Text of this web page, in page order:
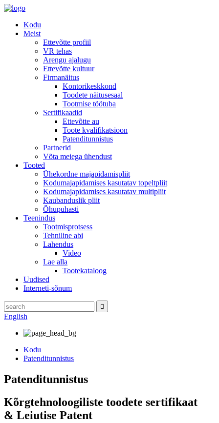
Kodu
Meist
Ettevõtte profiil
VR tehas
Arengu ajalugu
Ettevõtte kultuur
Firmanäitus
Kontorikeskkond
Toodete näitusesaal
Tootmise töötuba
Sertifikaadid
Ettevõtte au
Toote kvalifikatsioon
Patenditunnistus
Partnerid
Võta meiega ühendust
Tooted
Ühekordne majapidamispliit
Kodumajapidamises kasutatav topeltpliit
Kodumajapidamises kasutatav multipliit
Kaubanduslik pliit
Õhupuhasti
Teenindus
Tootmisprotsess
Tehniline abi
Lahendus
Video
Lae alla
Tootekataloog
Uudised
Interneti-sõnum
English
Kodu
Patenditunnistus
Patenditunnistus
Kõrgtehnoloogiliste toodete sertifikaat
& Leiutise Patent